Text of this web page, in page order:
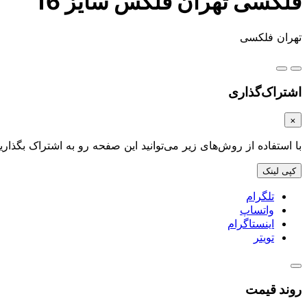
تهران فلکسی
اشتراک‌گذاری
×
با استفاده از روش‌های زیر می‌توانید این صفحه رو به اشتراک
کپی لینک
تلگرام
واتساپ
اینستاگرام
تویتر
روند قیمت